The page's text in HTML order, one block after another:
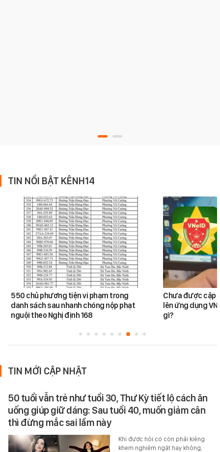
TIN NỔI BẬT KÊNH14
550 chủ phương tiện vi phạm trong
danh sách sau nhanh chóng nộp phạt
nguội theo Nghị định 168
Chưa được cập
lên ứng dụng
gì?
TIN MỚI CẬP NHẬT
50 tuổi vẫn trẻ như tuổi 30, Thư Kỳ tiết lộ cách ăn
uống giúp giữ dáng: Sau tuổi 40, muốn giảm cân
thì đừng mắc sai lầm này
Khi được hỏi có còn phải kiêng
khem nghiêm ngặt hay không,